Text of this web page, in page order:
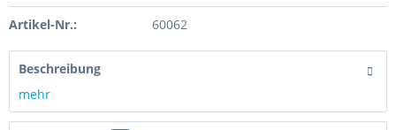
Artikel-Nr.: 60062
Beschreibung
mehr